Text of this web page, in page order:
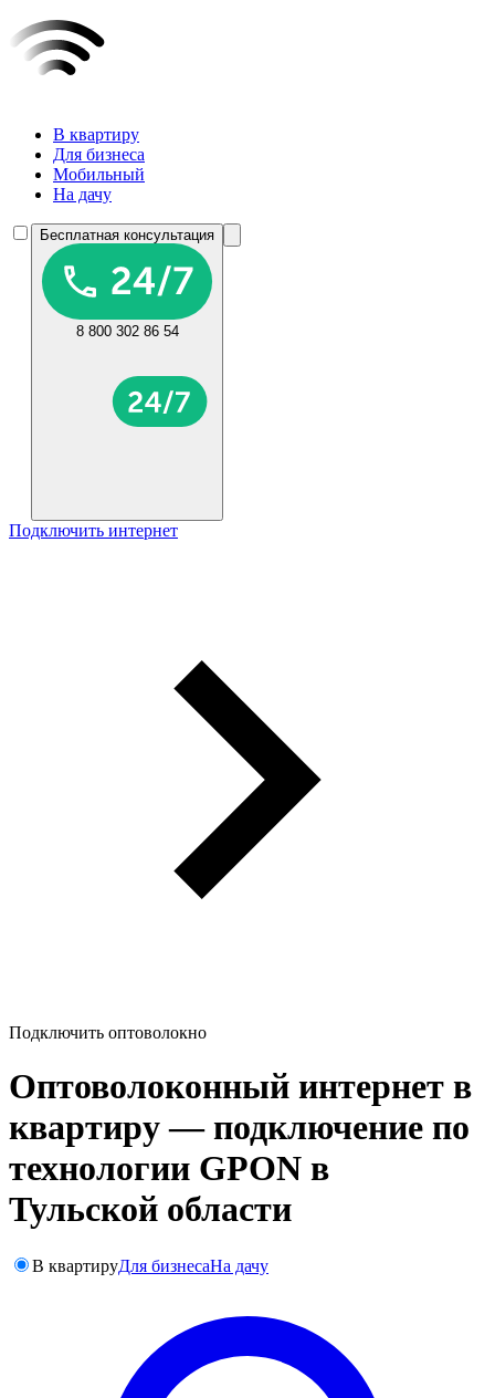
В квартиру
Для бизнеса
Мобильный
На дачу
Бесплатная консультация
8 800 302 86 54
Подключить интернет
Подключить оптоволокно
Оптоволоконный интернет в
квартиру — подключение по
технологии GPON в
Тульской области
В квартируДля бизнесаНа дачу